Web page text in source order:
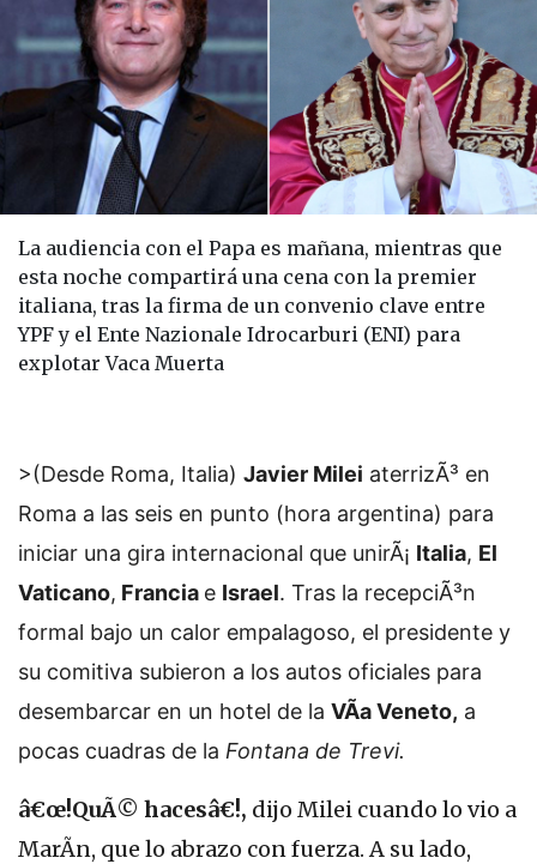
La audiencia con el Papa es mañana, mientras que
esta noche compartirá una cena con la premier
italiana, tras la firma de un convenio clave entre
YPF y el Ente Nazionale Idrocarburi (ENI) para
explotar Vaca Muerta
>(Desde Roma, Italia) Javier Milei aterrizÃ³ en
Roma a las seis en punto (hora argentina) para
iniciar una gira internacional que unirÃ¡ Italia, El
Vaticano, Francia e Israel. Tras la recepciÃ³n
formal bajo un calor empalagoso, el presidente y
su comitiva subieron a los autos oficiales para
desembarcar en un hotel de la VÃ­a Veneto, a
pocas cuadras de la Fontana de Trevi.
â€œ!QuÃ© hacesâ€!, dijo Milei cuando lo vio a
MarÃ­n, que lo abrazo con fuerza. A su lado,